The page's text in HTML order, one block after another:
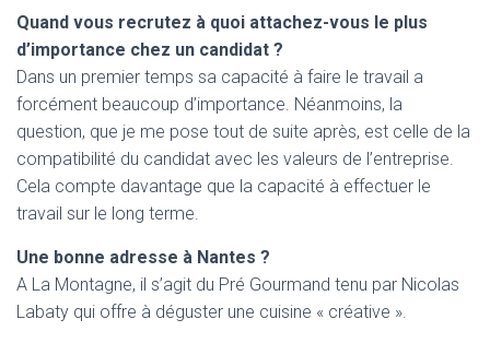
Quand vous recrutez à quoi attachez-vous le plus
d’importance chez un candidat ?
Dans un premier temps sa capacité à faire le travail a
forcément beaucoup d’importance. Néanmoins, la
question, que je me pose tout de suite après, est celle de la
compatibilité du candidat avec les valeurs de l’entreprise.
Cela compte davantage que la capacité à effectuer le
travail sur le long terme.
Une bonne adresse à Nantes ?
A La Montagne, il s’agit du Pré Gourmand tenu par Nicolas
Labaty qui offre à déguster une cuisine « créative ».